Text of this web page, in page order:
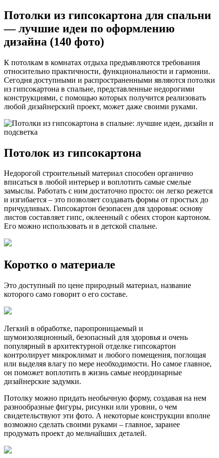
Потолки из гипсокартона для спальни
— лучшие идеи по оформлению
дизайна (140 фото)
К потолкам в комнатах отдыха предъявляются требования
относительно практичности, функциональности и гармонии.
Сегодня доступными и распространенными являются потолки
из гипсокартона в спальне, представленные недорогими
конструкциями, с помощью которых получится реализовать
любой дизайнерский проект, может даже своими руками.
Потолок из гипсокартона
Недорогой строительный материал способен органично
вписаться в любой интерьер и воплотить самые смелые
замыслы. Работать с ним достаточно просто: он легко режется
и изгибается – это позволяет создавать формы от простых до
причудливых. Гипсокартон безопасен для здоровья: основу
листов составляет гипс, оклеенный с обеих сторон картоном.
Его можно использовать и в детской спальне.
Коротко о материале
Это доступный по цене природный материал, название
которого само говорит о его составе.
Легкий в обработке, паропроницаемый и
шумоизоляционный, безопасный для здоровья и очень
популярный в архитектурной отделке гипсокартон
контролирует микроклимат и любого помещения, поглощая
или выделяя влагу по мере необходимости. Но самое главное,
он поможет воплотить в жизнь самые неординарные
дизайнерские задумки.
Потолку можно придать необычную форму, создавая на нем
разнообразные фигуры, рисунки или уровни, о чем
свидетельствуют эти фото. А некоторые конструкции вполне
возможно сделать своими руками – главное, заранее
продумать проект до мельчайших деталей.